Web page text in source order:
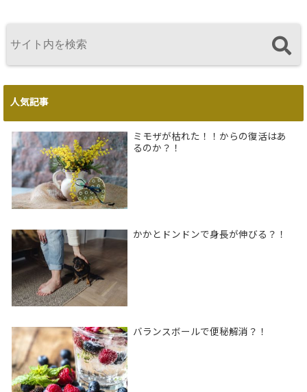
人気記事
ミモザが枯れた！！からの復活はあ
るのか？！
かかとドンドンで身長が伸びる？！
バランスボールで便秘解消？！